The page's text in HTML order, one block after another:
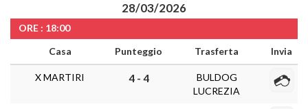
28/03/2026
ORE : 18:00
Casa
Punteggio Trasferta Invia
X MARTIRI 4 - 4
BULDOG
LUCREZIA